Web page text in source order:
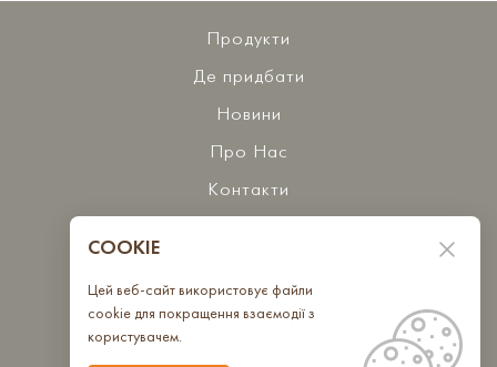
Продукти
Де придбати
Новини
Про Нас
Контакти
Зв'яжіться з нами
COOKIE
Цей веб-сайт використовує файли
cookie для покращення взаємодії з
користувачем.